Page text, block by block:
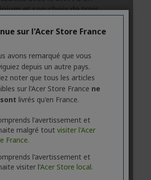
sur l'Acer Store France
avons remarqué que vous
depuis un autre pays.
noter que tous les articles
sur l'Acer Store France ne
sont livrés qu'en France.
l'avertissement et
malgré tout visiter l'Acer
France.
l'avertissement et
visiter l'Acer Store local.